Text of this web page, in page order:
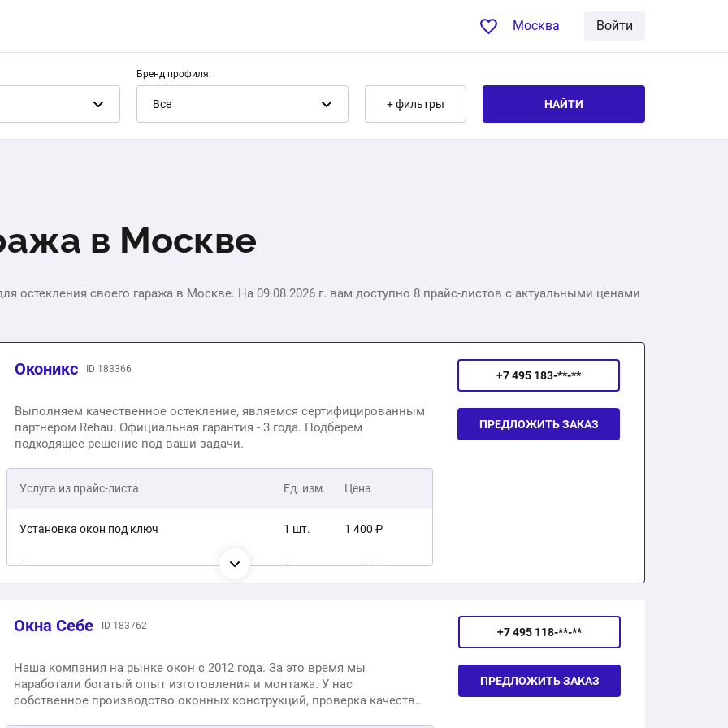
Москва Войти
Бренд профиля:
Все + фильтры НАЙТИ
в Москве
остекления своего гаража в Москве. На 09.08.2026 г. вам доступно 8 прайс-листов с актуальными ценами
Оконикс ID 183366
Выполняем качественное остекление, являемся сертифицированным
партнером Rehau. Официальная гарантия - 3 года. Подберем
подходящее решение под ваши задачи.
Услуга из прайс-листа Ед. изм. Цена
Установка окон под ключ 1 шт. 1 400 ₽
Установка пластикового подоконника 1 шт. от 500 ₽
Замена створки 1 шт. от 11 000 ₽
+7 495 183-**-**
ПРЕДЛОЖИТЬ ЗАКАЗ
Окна Себе ID 183762
Наша компания на рынке окон с 2012 года. За это время мы
наработали богатый опыт изготовления и монтажа. У нас
собственное производство оконных конструкций, проверка качества
+7 495 118-**-**
ПРЕДЛОЖИТЬ ЗАКАЗ